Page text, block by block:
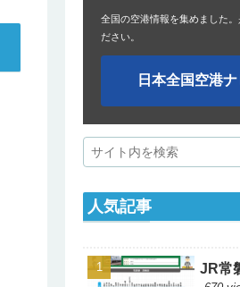
全国の空港情報を集めました。
ださい。
日本全国空港
人気記事
JR常